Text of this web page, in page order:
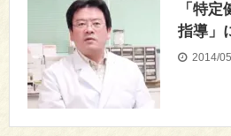
「特
指導」
2014/